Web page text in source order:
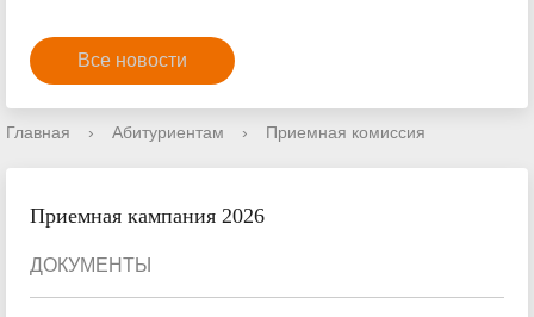
Все новости
Главная › Абитуриентам › Приемная комиссия
Приемная кампания 2026
ДОКУМЕНТЫ